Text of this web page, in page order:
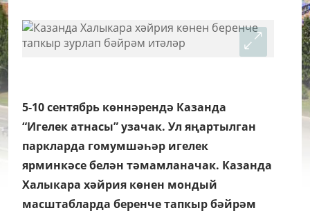
5-10 сентябрь көннәрендә Казанда
“Игелек атнасы” узачак. Ул яңартылган
паркларда гомумшәһәр игелек
ярминкәсе белән тәмамланачак. Казанда
Халыкара хәйрия көнен мондый
масштабларда беренче тапкыр бәйрәм